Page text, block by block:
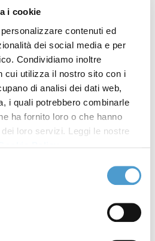
i cookie
contenuti ed
dei social media e per
Condividiamo inoltre
cui utilizza il nostro sito con i
di analisi dei dati web,
i quali potrebbero combinarle
ha fornito loro o che hanno
loro servizi. Leggi le nostre
a
su
26 Luglio 2022
per l'
casa,
21 Luglio 2022
per
17 Luglio 2022